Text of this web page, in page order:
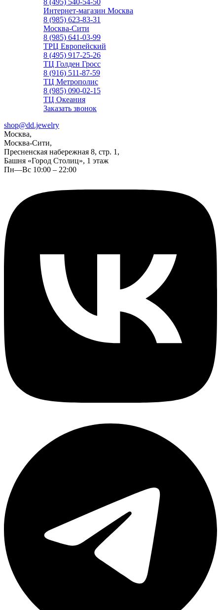
8 (495) 540-54-50
Интернет-магазин Москва
8 (985) 623-83-31
Москва-Сити
8 (985) 641-03-99
ТРЦ Европейский
8 (495) 917-25-26
ТЦ Голден Гросс
8 (916) 511-87-59
ТЦ Метрополис
8 (985) 090-02-15
ТЦ Океания
Заказать звонок
shop@dd.jewelry
Москва,
Москва-Сити,
Пресненская набережная 8, стр. 1,
Башня «Город Столиц», 1 этаж
Пн—Вс 10:00 – 22:00